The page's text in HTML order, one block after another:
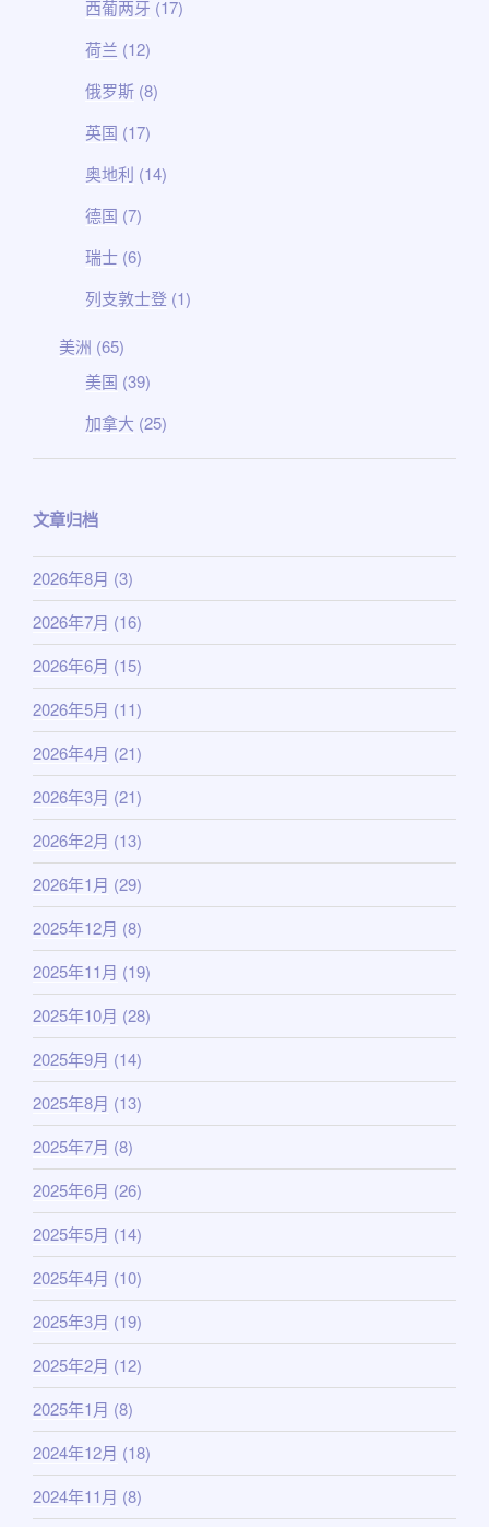
西葡两牙 (17)
荷兰 (12)
俄罗斯 (8)
英国 (17)
奥地利 (14)
德国 (7)
瑞士 (6)
列支敦士登 (1)
美洲 (65)
美国 (39)
加拿大 (25)
文章归档
2026年8月 (3)
2026年7月 (16)
2026年6月 (15)
2026年5月 (11)
2026年4月 (21)
2026年3月 (21)
2026年2月 (13)
2026年1月 (29)
2025年12月 (8)
2025年11月 (19)
2025年10月 (28)
2025年9月 (14)
2025年8月 (13)
2025年7月 (8)
2025年6月 (26)
2025年5月 (14)
2025年4月 (10)
2025年3月 (19)
2025年2月 (12)
2025年1月 (8)
2024年12月 (18)
2024年11月 (8)